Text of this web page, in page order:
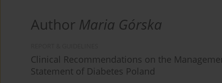
Author Maria Górska
Clinical Recommendations on the
Statement of Diabetes Poland